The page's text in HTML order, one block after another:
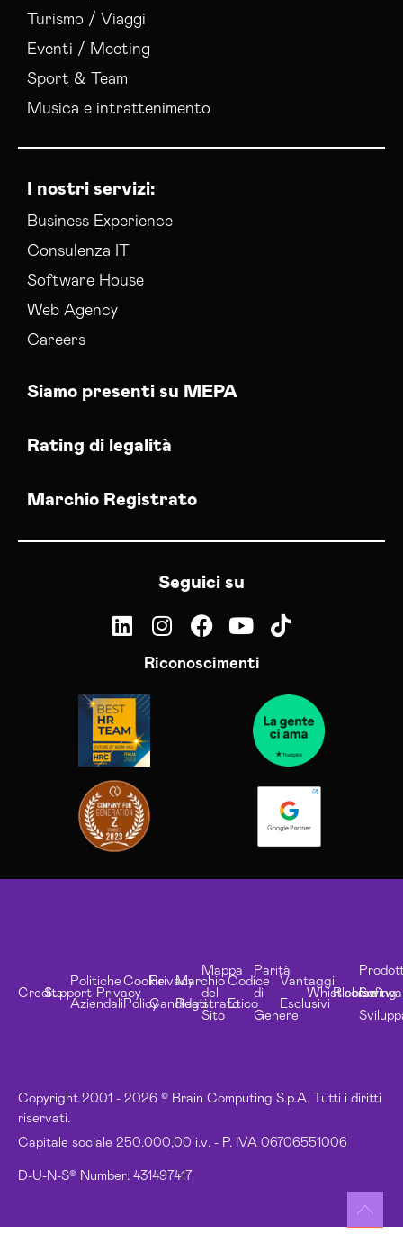
Turismo / Viaggi
Eventi / Meeting
Sport & Team
Musica e intrattenimento
I nostri servizi:
Business Experience
Consulenza IT
Software House
Web Agency
Careers
Siamo presenti su MEPA
Rating di legalità
Marchio Registrato
Seguici su
Riconoscimenti
Copyright 2001 - 2026 © Brain Computing S.p.A. Tutti i diritti
riservati.
Capitale sociale 250.000,00 i.v. - P. IVA 06706551006
D-U-N-S® Number: 431497417
CreditsSupport
Politiche
Aziendali
Privacy
Cookie
Policy
Privacy
Candidati
Marchio
Registrato
Mappa
del
Sito
Codice
Etico
Parità
di
Genere
Vantaggi
Esclusivi
Whistleblowing
Risorse